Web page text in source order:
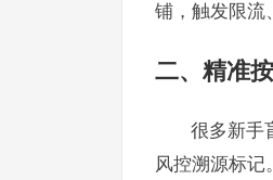
铺，触发限流
二、精准
很多新手
风控溯源标记